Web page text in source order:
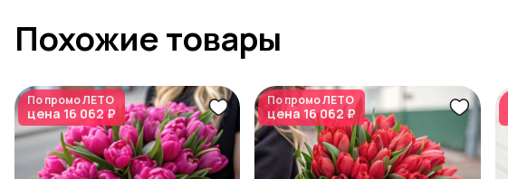
Похожие товары
По промоЛЕТО
цена 16 062 ₽
По промоЛЕТО
цена 16 062 ₽